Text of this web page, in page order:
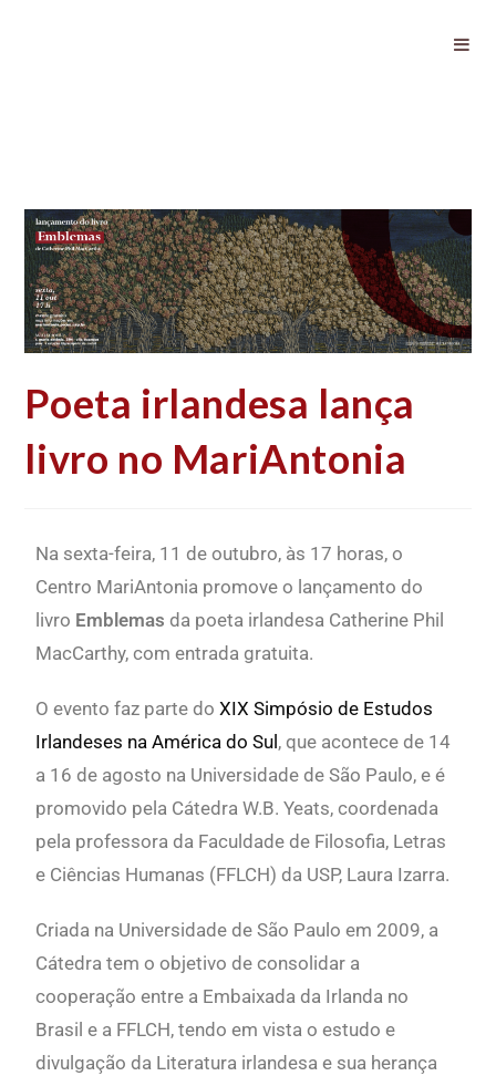
Poeta irlandesa lança
livro no MariAntonia
Na sexta-feira, 11 de outubro, às 17 horas, o
Centro MariAntonia promove o lançamento do
livro Emblemas da poeta irlandesa Catherine Phil
MacCarthy, com entrada gratuita.
O evento faz parte doXIX Simpósio de Estudos
Irlandeses na América do Sul , que acontece de 14
a 16 de agosto na Universidade de São Paulo, e é
promovido pela Cátedra W.B. Yeats, coordenada
pela professora da Faculdade de Filosofia, Letras
e Ciências Humanas (FFLCH) da USP, Laura Izarra.
Criada na Universidade de São Paulo em 2009, a
Cátedra tem o objetivo de consolidar a
cooperação entre a Embaixada da Irlanda no
Brasil e a FFLCH, tendo em vista o estudo e
divulgação da Literatura irlandesa e sua herança